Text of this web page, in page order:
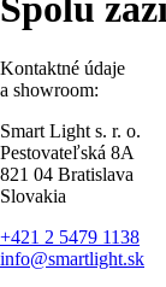
Kontaktné údaje
a showroom:
Smart Light s. r. o.
Pestovateľská 8A
821 04 Bratislava
Slovakia
+421 2 5479 1138
info@smartlight.sk